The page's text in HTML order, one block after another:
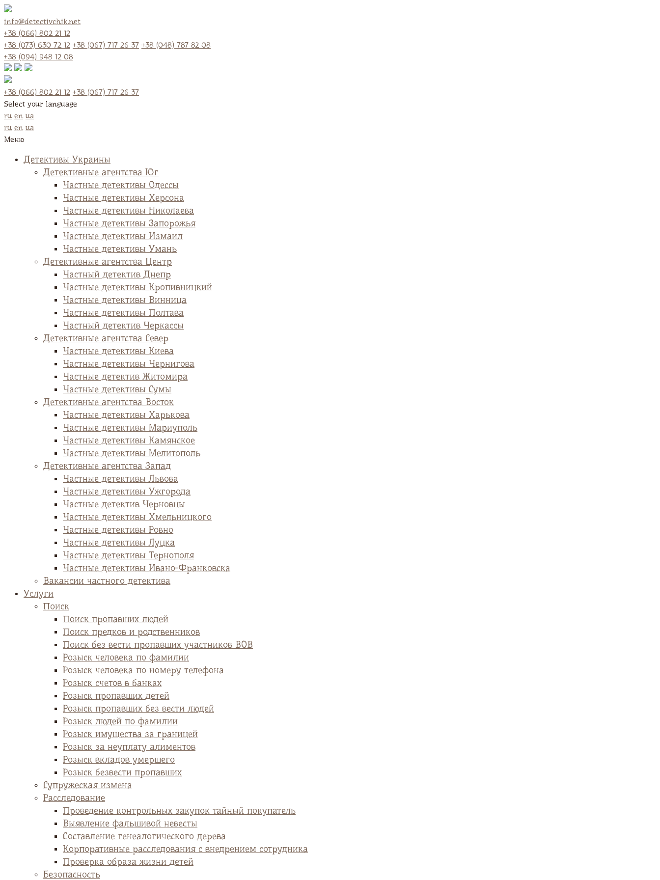
info@detectivchik.net
+38 (066) 802 21 12
+38 (073) 630 72 12 +38 (067) 717 26 37 +38 (048) 787 82 08
+38 (094) 948 12 08
+38 (066) 802 21 12 +38 (067) 717 26 37
Select your language
ru en ua
ru en ua
Меню
Детективы Украины
Детективные агентства Юг
Частные детективы Одессы
Частные детективы Херсона
Частные детективы Николаева
Частные детективы Запорожья
Частные детективы Измаил
Частные детективы Умань
Детективные агентства Центр
Частный детектив Днепр
Частные детективы Кропивницкий
Частные детективы Винница
Частные детективы Полтава
Частный детектив Черкассы
Детективные агентства Север
Частные детективы Киева
Частные детективы Чернигова
Частные детектив Житомира
Частные детективы Сумы
Детективные агентства Восток
Частные детективы Харькова
Частные детективы Мариуполь
Частные детективы Камянское
Частные детективы Мелитополь
Детективные агентства Запад
Частные детективы Львова
Частные детективы Ужгорода
Частные детектив Черновцы
Частные детективы Хмельницкого
Частные детективы Ровно
Частные детективы Луцка
Частные детективы Тернополя
Частные детективы Ивано-Франковска
Вакансии частного детектива
Услуги
Поиск
Поиск пропавших людей
Поиск предков и родственников
Поиск без вести пропавших участников ВОВ
Розыск человека по фамилии
Розыск человека по номеру телефона
Розыск счетов в банках
Розыск пропавших детей
Розыск пропавших без вести людей
Розыск людей по фамилии
Розыск имущества за границей
Розыск за неуплату алиментов
Розыск вкладов умершего
Розыск безвести пропавших
Супружеская измена
Расследование
Проведение контрольных закупок тайный покупатель
Выявление фальшивой невесты
Cоставление генеалогического дерева
Корпоративные расследования с внедрением сотрудника
Проверка образа жизни детей
Безопасность